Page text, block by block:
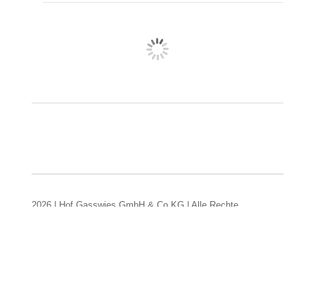
2026 | Hof Gasswies GmbH & Co.KG | Alle Rechte